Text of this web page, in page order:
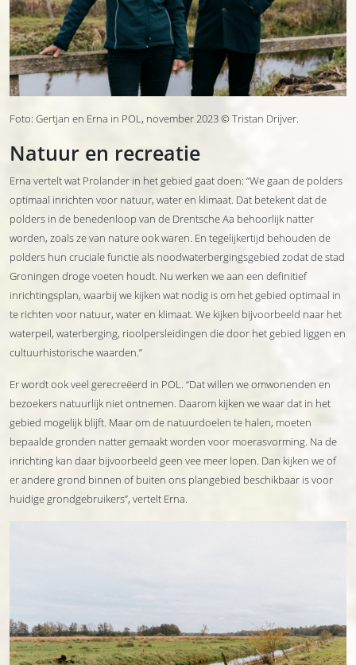
Foto: Gertjan en Erna in POL, november 2023 © Tristan Drijver.
Natuur en recreatie
Erna vertelt wat Prolander in het gebied gaat doen: “We gaan de polders
optimaal inrichten voor natuur, water en klimaat. Dat betekent dat de
polders in de benedenloop van de Drentsche Aa behoorlijk natter
worden, zoals ze van nature ook waren. En tegelijkertijd behouden de
polders hun cruciale functie als noodwaterbergingsgebied zodat de stad
Groningen droge voeten houdt. Nu werken we aan een definitief
inrichtingsplan, waarbij we kijken wat nodig is om het gebied optimaal in
te richten voor natuur, water en klimaat. We kijken bijvoorbeeld naar het
waterpeil, waterberging, rioolpersleidingen die door het gebied liggen en
cultuurhistorische waarden.”
Er wordt ook veel gerecreëerd in POL. “Dat willen we omwonenden en
bezoekers natuurlijk niet ontnemen. Daarom kijken we waar dat in het
gebied mogelijk blijft. Maar om de natuurdoelen te halen, moeten
bepaalde gronden natter gemaakt worden voor moerasvorming. Na de
inrichting kan daar bijvoorbeeld geen vee meer lopen. Dan kijken we of
er andere grond binnen of buiten ons plangebied beschikbaar is voor
huidige grondgebruikers”, vertelt Erna.